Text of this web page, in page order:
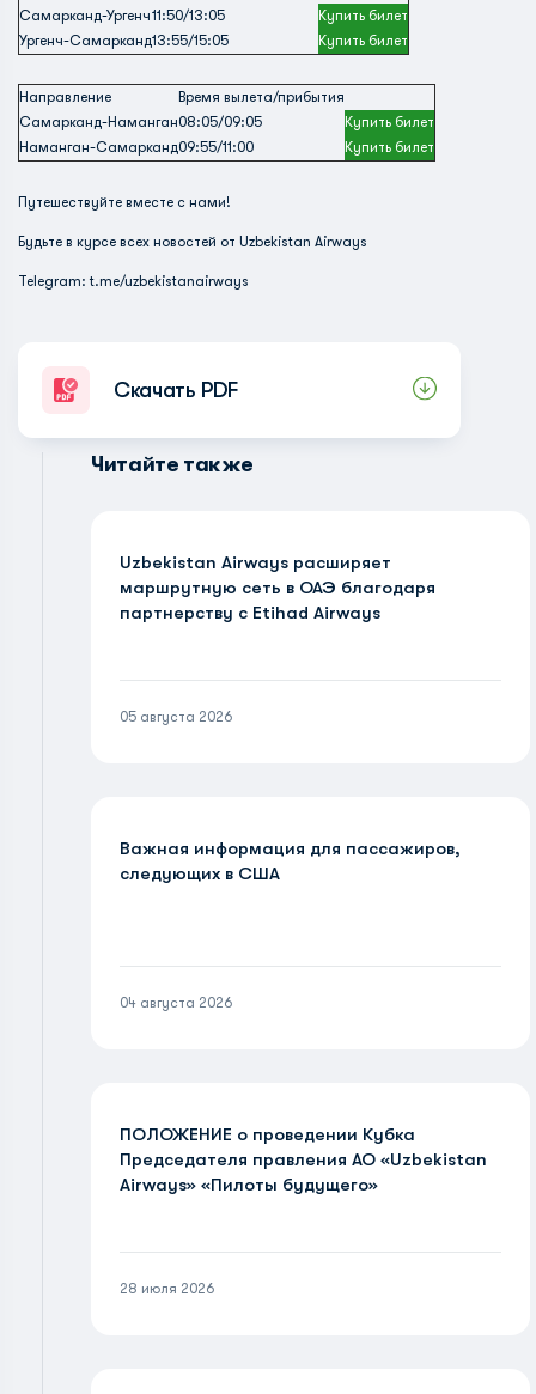
Самарканд-Ургенч11:50/13:05
Купить билет
Ургенч-Самарканд13:55/15:05 Купить билет
Направление
Время вылета/прибытия
Самарканд-Наманган08:05/09:05
Купить билет
Наманган-Самарканд09:55/11:00 Купить билет
Путешествуйте вместе с нами!
Будьте в курсе всех новостей от Uzbekistan Airways
Telegram:t.me/uzbekistanairways
Скачать PDF
Читайте также
Uzbekistan Airways расширяет
маршрутную сеть в ОАЭ благодаря
партнерству с Etihad Airways
05 августа 2026
Важная информация для пассажиров,
следующих в США
04 августа 2026
ПОЛОЖЕНИЕ о проведении Кубка
Председателя правления АО «Uzbekistan
Airways» «Пилоты будущего»
28 июля 2026